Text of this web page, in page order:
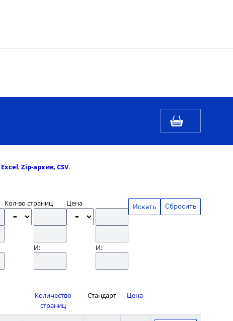
Excel,Zip-архив,CSV.
Кол-во страниц
И:
Цена
И:
Сбросить
Количество
страниц
Стандарт Цена